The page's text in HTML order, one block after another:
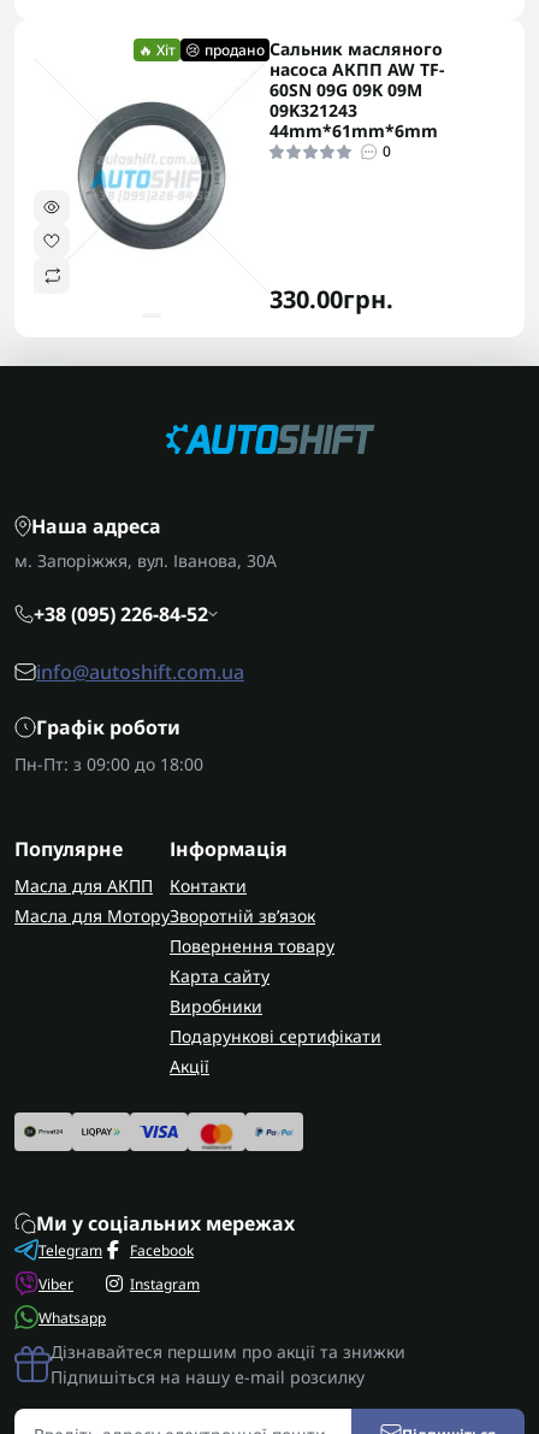
🔥 Хіт 😢 продано Сальник масляного
насоса АКПП AW TF-
60SN 09G 09K 09M
09K321243
44mm*61mm*6mm
0
330.00грн.
Наша адреса
м. Запоріжжя, вул. Іванова, 30А
+38 (095) 226-84-52
info@autoshift.com.ua
Графік роботи
Пн-Пт: з 09:00 до 18:00
Популярне
Масла для АКПП
Масла для Мотору
Інформація
Контакти
Зворотній зв’язок
Повернення товару
Карта сайту
Виробники
Подарункові сертифікати
Акції
Ми у соціальних мережах
Telegram
Viber
Whatsapp
Facebook
Instagram
Дізнавайтеся першим про акції та знижки
Підпишіться на нашу e-mail розсилку